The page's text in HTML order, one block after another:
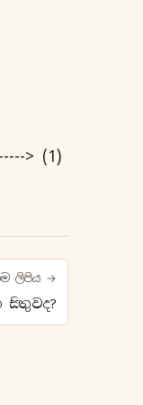
> (1)
ලිපිය →
සිතුවද?